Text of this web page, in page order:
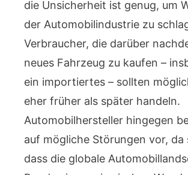
die Unsicherheit ist genug, um
der Automobilindustrie zu
Verbraucher, die darüber
neues Fahrzeug zu kaufen –
ein importiertes – sollten
eher früher als später handeln.
Automobilhersteller hingegen
auf mögliche Störungen vor, da
dass die globale